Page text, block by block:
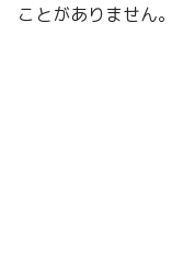
ことがありません。